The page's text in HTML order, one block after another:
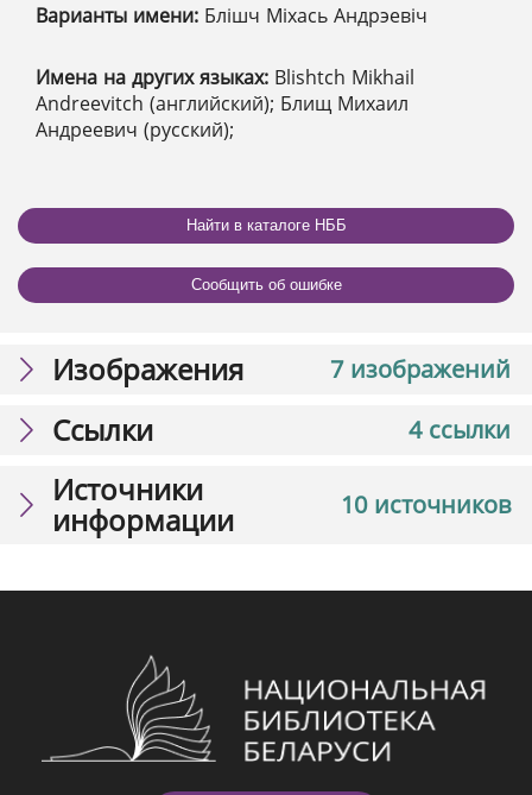
Варианты имени: Блішч Міхась Андрэевіч
Имена на других языках: Blishtch Mikhail
Andreevitch (английский); Блищ Михаил
Андреевич (русский);
Найти в каталоге НББ
Сообщить об ошибке
7 изображений
Изображения
4 ссылки
Ссылки
10 источников
Источники
информации